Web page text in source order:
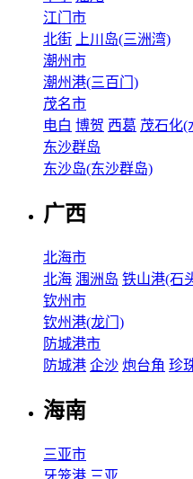
江门市
北街
上川岛(三洲湾)
潮州市
潮州港(三百门)
茂名市
电白 博贺 西葛 茂石化(
东沙群岛
东沙岛(东沙群岛)
广西
北海市
北海 涠洲岛 铁山港(石
钦州市
钦州港(龙门)
防城港市
防城港 企沙 炮台角 珍
海南
三亚市
牙笼港 三亚